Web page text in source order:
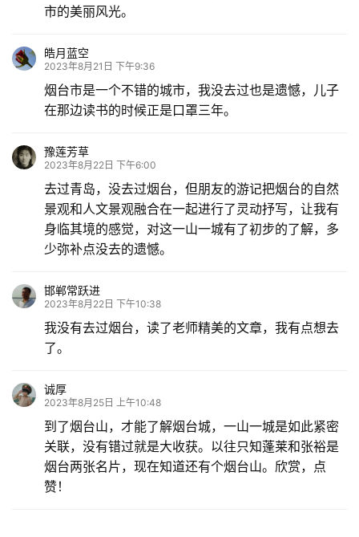
市的美丽风光。
皓月蓝空
2023年8月21日 下午9:36
烟台市是一个不错的城市，我没去过也是遗憾，儿子
在那边读书的时候正是口罩三年。
豫莲芳草
2023年8月22日 下午6:00
去过青岛，没去过烟台，但朋友的游记把烟台的自然
景观和人文景观融合在一起进行了灵动抒写，让我有
身临其境的感觉，对这一山一城有了初步的了解，多
少弥补点没去的遗憾。
邯郸常跃进
2023年8月22日 下午10:38
我没有去过烟台，读了老师精美的文章，我有点想去
了。
诚厚
2023年8月25日 上午10:48
到了烟台山，才能了解烟台城，一山一城是如此紧密
关联，没有错过就是大收获。以往只知蓬莱和张裕是
烟台两张名片，现在知道还有个烟台山。欣赏，点
赞！